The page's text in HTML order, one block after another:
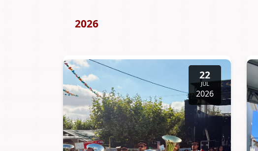
2026
22
JUL
2026